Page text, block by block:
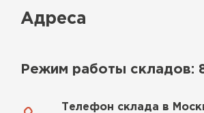
Адреса
Режим работы складов:
Телефон склада в